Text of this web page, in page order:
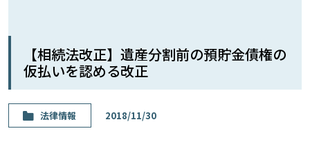
【相続法改正】遺産分割前の預貯金債権の
仮払いを認める改正
法律情報 2018/11/30